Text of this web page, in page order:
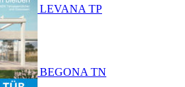
– LEVANA TP
– BEGONA TN